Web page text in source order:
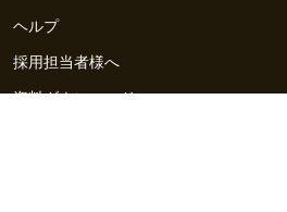
ヘルプ
採用担当者様へ
資料ダウンロード